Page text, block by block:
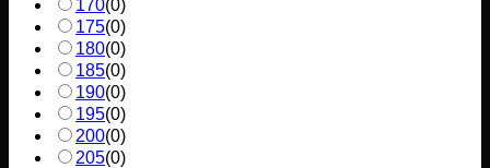
170(0)
175(0)
180(0)
185(0)
190(0)
195(0)
200(0)
205(0)